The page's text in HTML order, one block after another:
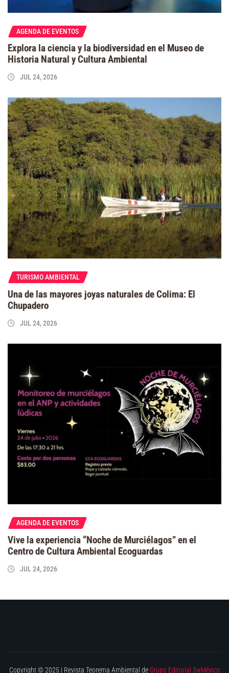
AGENDA DE EVENTOS
Explora la ciencia y la biodiversidad en el Museo de
Historia Natural y Cultura Ambiental
JUL 24, 2026
TURISMO AMBIENTAL
Una de las mayores joyas naturales de Colima: El
Chupadero
JUL 24, 2026
AGENDA DE EVENTOS
Vive la experiencia “Noche de Murciélagos” en el
Centro de Cultura Ambiental Ecoguardas
JUL 24, 2026
Copyright © 2025 | Revista Teorema Ambiental de Grupo Editorial 3wMéxico